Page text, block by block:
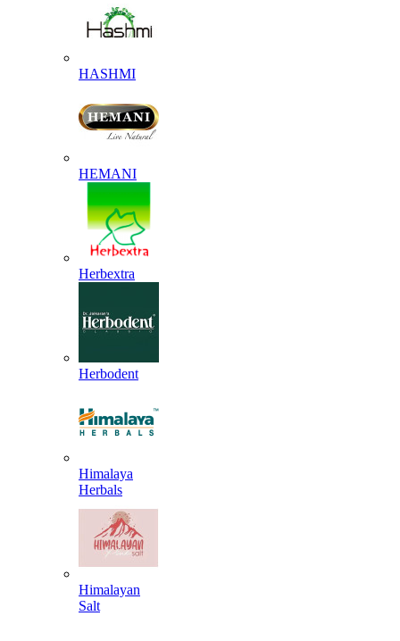
HASHMI
HEMANI
Herbextra
Herbodent
Himalaya
Herbals
Himalayan
Salt